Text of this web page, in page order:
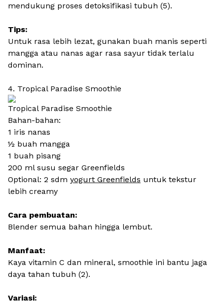
mendukung proses detoksifikasi tubuh (5).
Tips:
Untuk rasa lebih lezat, gunakan buah manis seperti
mangga atau nanas agar rasa sayur tidak terlalu
dominan.
4. Tropical Paradise Smoothie
Tropical Paradise Smoothie
Bahan-bahan:
1 iris nanas
½ buah mangga
1 buah pisang
200 ml susu segar Greenfields
Optional: 2 sdm yogurt Greenfields untuk tekstur
lebih creamy
Cara pembuatan:
Blender semua bahan hingga lembut.
Manfaat:
Kaya vitamin C dan mineral, smoothie ini bantu jaga
daya tahan tubuh (2).
Variasi: